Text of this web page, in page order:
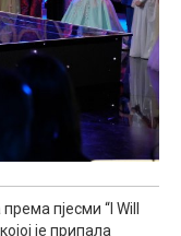
пјесми “I Will
је припала